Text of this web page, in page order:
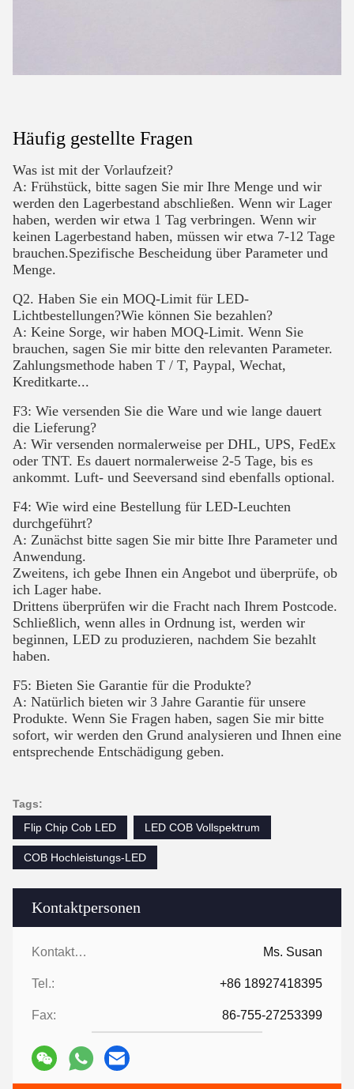
Kontaktpersonen
Kontaktpersonen: Ms. Susan
Tel.: +86 18927418395
Fax: 86-755-27253399
Häufig gestellte Fragen
Was ist mit der Vorlaufzeit?
A: Frühstück, bitte sagen Sie mir Ihre Menge und wir
werden den Lagerbestand abschließen. Wenn wir Lager
haben, werden wir etwa 1 Tag verbringen. Wenn wir
keinen Lagerbestand haben, müssen wir etwa 7-12 Tage
brauchen.Spezifische Bescheidung über Parameter und
Menge.
Q2. Haben Sie ein MOQ-Limit für LED-
Lichtbestellungen?Wie können Sie bezahlen?
A: Keine Sorge, wir haben MOQ-Limit. Wenn Sie
brauchen, sagen Sie mir bitte den relevanten Parameter.
Zahlungsmethode haben T / T, Paypal, Wechat,
Kreditkarte...
F3: Wie versenden Sie die Ware und wie lange dauert
die Lieferung?
A: Wir versenden normalerweise per DHL, UPS, FedEx
oder TNT. Es dauert normalerweise 2-5 Tage, bis es
ankommt. Luft- und Seeversand sind ebenfalls optional.
F4: Wie wird eine Bestellung für LED-Leuchten
durchgeführt?
A: Zunächst bitte sagen Sie mir bitte Ihre Parameter und
Anwendung.
Zweitens, ich gebe Ihnen ein Angebot und überprüfe, ob
ich Lager habe.
Drittens überprüfen wir die Fracht nach Ihrem Postcode.
Schließlich, wenn alles in Ordnung ist, werden wir
beginnen, LED zu produzieren, nachdem Sie bezahlt
haben.
F5: Bieten Sie Garantie für die Produkte?
A: Natürlich bieten wir 3 Jahre Garantie für unsere
Produkte. Wenn Sie Fragen haben, sagen Sie mir bitte
sofort, wir werden den Grund analysieren und Ihnen eine
entsprechende Entschädigung geben.
Tags:
Flip Chip Cob LED
LED COB Vollspektrum
COB Hochleistungs-LED